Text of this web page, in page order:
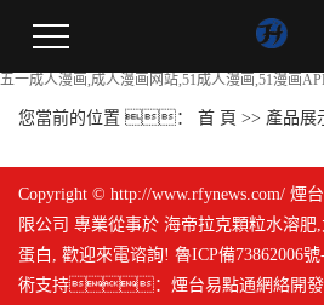
五一成人漫画,成人漫画网站,51成人漫画,51漫画
您當前的位置 ： 首 頁 >> 產品展
Copyright © http://www.rfynews.com/ 煙
限公司 專業從事於 海帝拉克顆粒水溶肥,
蛋白 , 歡迎來電谘詢! 魯ICP備73862006號
術支持： 煙台易點通網絡開